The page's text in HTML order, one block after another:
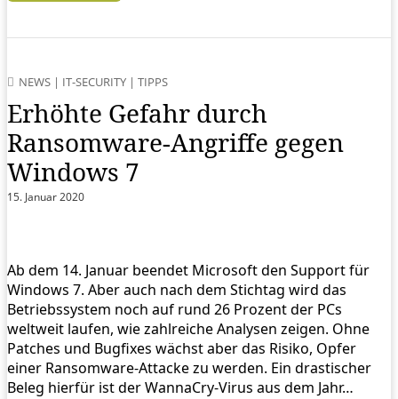
NEWS | IT-SECURITY | TIPPS
Erhöhte Gefahr durch
Ransomware-Angriffe gegen
Windows 7
15. Januar 2020
Ab dem 14. Januar beendet Microsoft den Support für
Windows 7. Aber auch nach dem Stichtag wird das
Betriebssystem noch auf rund 26 Prozent der PCs
weltweit laufen, wie zahlreiche Analysen zeigen. Ohne
Patches und Bugfixes wächst aber das Risiko, Opfer
einer Ransomware-Attacke zu werden. Ein drastischer
Beleg hierfür ist der WannaCry-Virus aus dem Jahr…